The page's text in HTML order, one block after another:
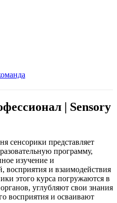
| Sensory
сенсорики представляет
программу,
изучение и
и взаимодействия
этого курса погружаются в
углубляют свои знания
восприятия и осваивают